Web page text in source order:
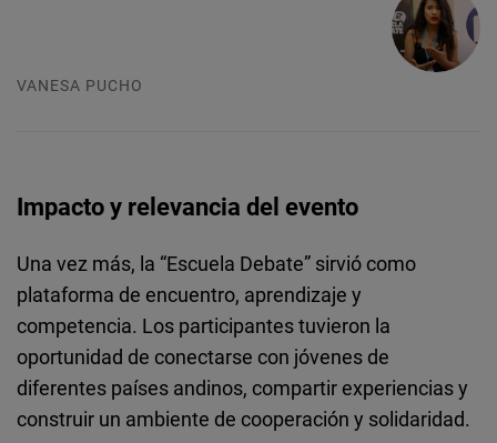
VANESA PUCHO
Impacto y relevancia del evento
Una vez más, la “Escuela Debate” sirvió como
plataforma de encuentro, aprendizaje y
competencia. Los participantes tuvieron la
oportunidad de conectarse con jóvenes de
diferentes países andinos, compartir experiencias y
construir un ambiente de cooperación y solidaridad.